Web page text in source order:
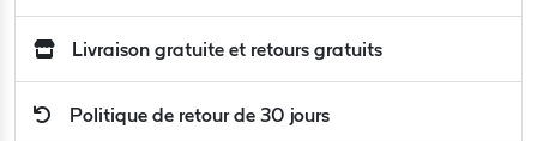
Livraison gratuite et retours gratuits
Politique de retour de 30 jours